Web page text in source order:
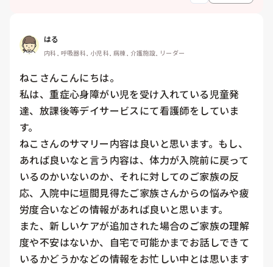
はる
内科, 呼吸器科, 小児科, 病棟, 介護施設, リーダー
ねこさんこんにちは。
私は、重症心身障がい児を受け入れている児童発
達、放課後等デイサービスにて看護師をしていま
す。
ねこさんのサマリー内容は良いと思います。もし、
あれば良いなと言う内容は、体力が入院前に戻って
いるのかいないのか、それに対してのご家族の反
応、入院中に垣間見得たご家族さんからの悩みや疲
労度合いなどの情報があれば良いと思います。
また、新しいケアが追加された場合のご家族の理解
度や不安はないか、自宅で可能かまでお話しできて
いるかどうかなどの情報をお忙しい中とは思います